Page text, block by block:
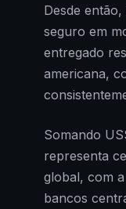
Desde
seguro em
entregado
americana,
Somando
representa
global, com
bancos